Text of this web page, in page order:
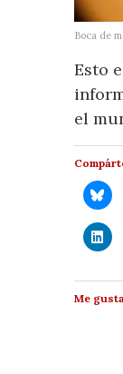
Boca de
Esto
el
Me